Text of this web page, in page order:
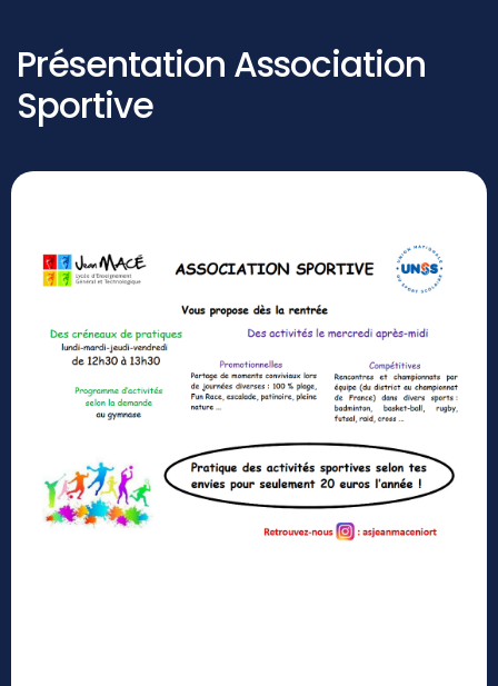
Présentation Association
Sportive